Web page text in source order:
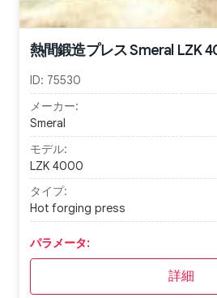
熱間鍛造プレス Smeral LZK
ID: 75530
メーカー:
Smeral
モデル:
LZK 4000
タイプ:
Hot forging press
パラメータ:
詳細